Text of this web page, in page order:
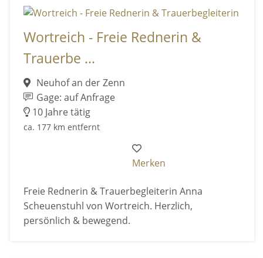
Wortreich - Freie Rednerin &
Trauerbe ...
Neuhof an der Zenn
Gage: auf Anfrage
10 Jahre tätig
ca. 177 km entfernt
Merken
Freie Rednerin & Trauerbegleiterin Anna
Scheuenstuhl von Wortreich. Herzlich,
persönlich & bewegend.